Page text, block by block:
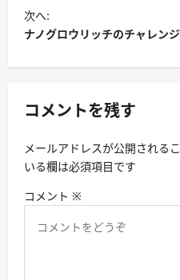
ビ
ゲ
ー
ョ
次へ:
ナノグロウリッチのチャレン
コメントを残す
メールアドレスが公開される
いる欄は必須項目です
コメント ※